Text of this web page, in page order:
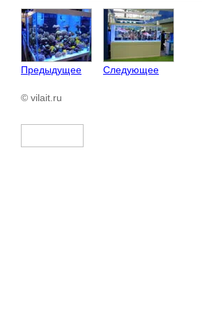
Предыдущее Следующее
© vilait.ru